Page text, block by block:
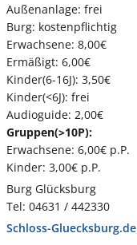
Außenanlage: frei
Burg: kostenpflichtig
Erwachsene: 8,00€
Ermäßigt: 6,00€
Kinder(6-16J): 3,50€
Kinder(<6J): frei
Audioguide: 2,00€
Gruppen(>10P):
Erwachsene: 6,00€ p.P.
Kinder: 3,00€ p.P.
Burg Glücksburg
Tel: 04631 / 442330
Schloss-Gluecksburg.de